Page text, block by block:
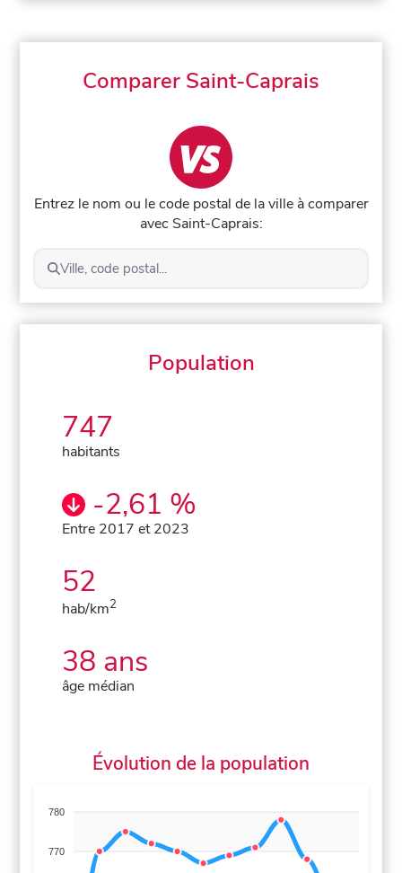
Comparer Saint-Caprais
Entrez le nom ou le code postal de la ville à comparer
avec Saint-Caprais:
Ville, code postal...
Population
747
habitants
-2,61 %
Entre 2017 et 2023
52
hab/km2
38 ans
âge médian
Évolution de la population
780
770